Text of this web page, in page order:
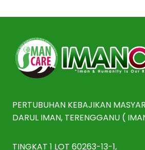
PERTUBUHAN KEBAJIKAN
DARUL IMAN, TERENGGANU (
TINGKAT 1 LOT 60263-13-1,